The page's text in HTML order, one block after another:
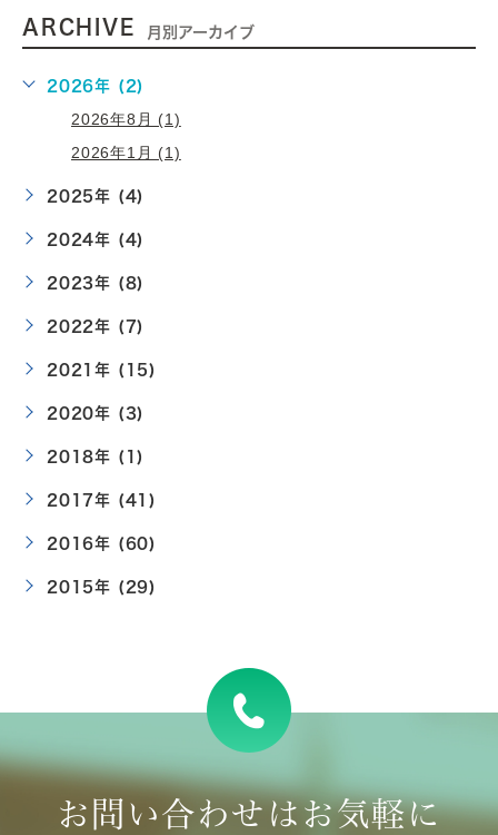
ARCHIVE 月別アーカイブ
2026年 (2)
2026年8月 (1)
2026年1月 (1)
2025年 (4)
2024年 (4)
2023年 (8)
2022年 (7)
2021年 (15)
2020年 (3)
2018年 (1)
2017年 (41)
2016年 (60)
2015年 (29)
お問い合わせはお気軽に